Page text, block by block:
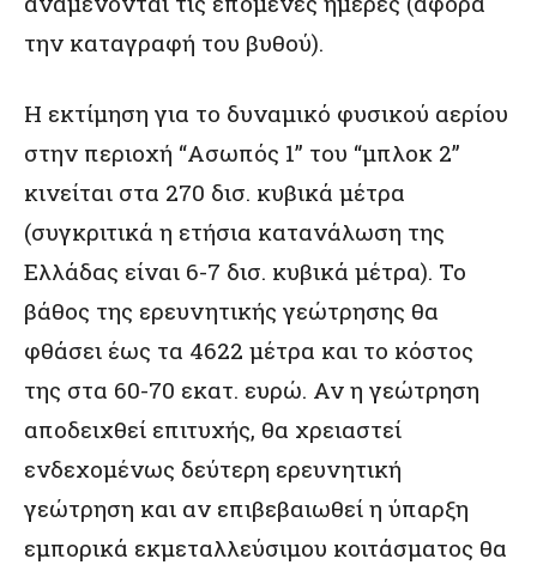
την καταγραφή του βυθού).
Η εκτίμηση για το δυναμικό φυσικού αερίου
στην περιοχή “Ασωπός 1” του “μπλοκ 2”
κινείται στα 270 δισ. κυβικά μέτρα
(συγκριτικά η ετήσια κατανάλωση της
Ελλάδας είναι 6-7 δισ. κυβικά μέτρα). Το
βάθος της ερευνητικής γεώτρησης θα
φθάσει έως τα 4622 μέτρα και το κόστος
της στα 60-70 εκατ. ευρώ. Αν η γεώτρηση
αποδειχθεί επιτυχής, θα χρειαστεί
ενδεχομένως δεύτερη ερευνητική
γεώτρηση και αν επιβεβαιωθεί η ύπαρξη
εμπορικά εκμεταλλεύσιμου κοιτάσματος θα